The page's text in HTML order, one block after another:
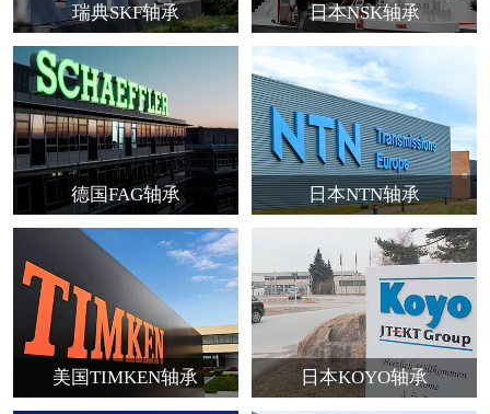
瑞典SKF轴承 日本NSK轴承
德国FAG轴承 日本NTN轴承
美国TIMKEN轴承 日本KOYO轴承